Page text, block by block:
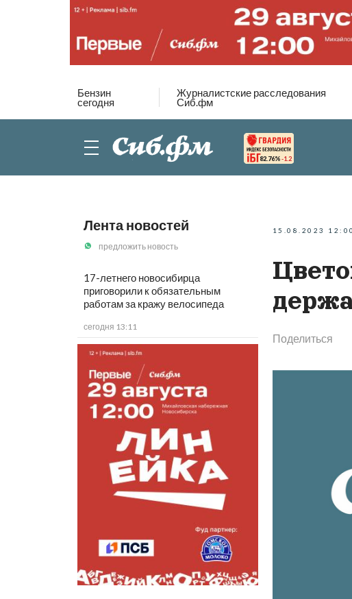
Бензин
сегодня
Журналистские расследования
Сиб.фм
82.76% -1.2
Лента новостей
предложить новость
17-летнего новосибирца
приговорили к обязательным
работам за кражу велосипеда
сегодня 13:11
15.08.2023 12:00
Поделиться